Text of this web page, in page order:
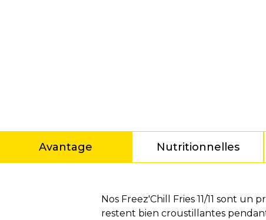
Avantage Nutritionnelles
AvantageNos Freez'Chill Fries 11/11 sont
restent bien croustillantes